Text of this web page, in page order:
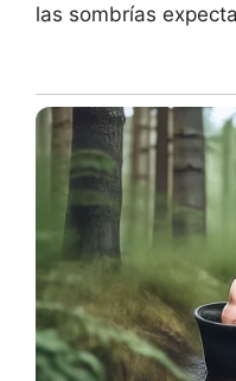
las sombrías